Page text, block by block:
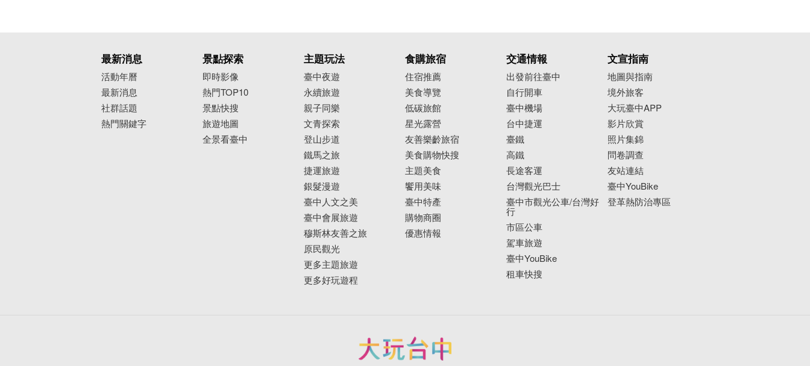
最新消息
活動年曆
最新消息
社群話題
熱門關鍵字
景點探索
即時影像
熱門TOP10
景點快搜
旅遊地圖
全景看臺中
主題玩法
臺中夜遊
永續旅遊
親子同樂
文青探索
登山步道
鐵馬之旅
捷運旅遊
銀髮漫遊
臺中人文之美
臺中會展旅遊
穆斯林友善之旅
原民觀光
更多主題旅遊
更多好玩遊程
食購旅宿
住宿推薦
美食導覽
低碳旅館
星光露營
友善樂齡旅宿
美食購物快搜
主題美食
饗用美味
臺中特產
購物商圈
優惠情報
交通情報
出發前往臺中
自行開車
臺中機場
台中捷運
臺鐵
高鐵
長途客運
台灣觀光巴士
臺中市觀光公車/台灣好
行
市區公車
駕車旅遊
臺中YouBike
租車快搜
文宣指南
地圖與指南
境外旅客
大玩臺中APP
影片欣賞
照片集錦
問卷調查
友站連結
臺中YouBike
登革熱防治專區